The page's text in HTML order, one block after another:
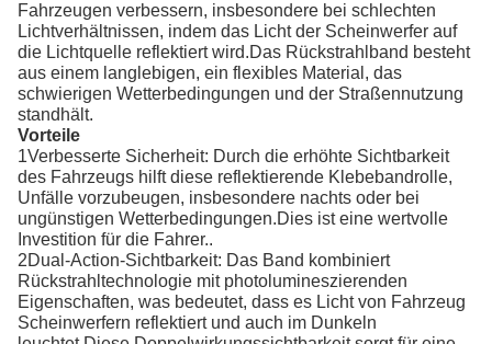
Fahrzeugen verbessern, insbesondere bei schlechten
Lichtverhältnissen, indem das Licht der Scheinwerfer auf
die Lichtquelle reflektiert wird.Das Rückstrahlband besteht
aus einem langlebigen, ein flexibles Material, das
schwierigen Wetterbedingungen und der Straßennutzung
standhält.
Vorteile
1Verbesserte Sicherheit: Durch die erhöhte Sichtbarkeit
des Fahrzeugs hilft diese reflektierende Klebebandrolle,
Unfälle vorzubeugen, insbesondere nachts oder bei
ungünstigen Wetterbedingungen.Dies ist eine wertvolle
Investition für die Fahrer..
2Dual-Action-Sichtbarkeit: Das Band kombiniert
Rückstrahltechnologie mit photolumineszierenden
Eigenschaften, was bedeutet, dass es Licht von Fahrzeug
Scheinwerfern reflektiert und auch im Dunkeln